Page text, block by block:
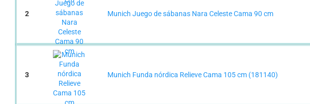
2 Munich Juego de sábanas Nara Celeste Cama 90 cm
3 Munich Funda nórdica Relieve Cama 105 cm (181140)